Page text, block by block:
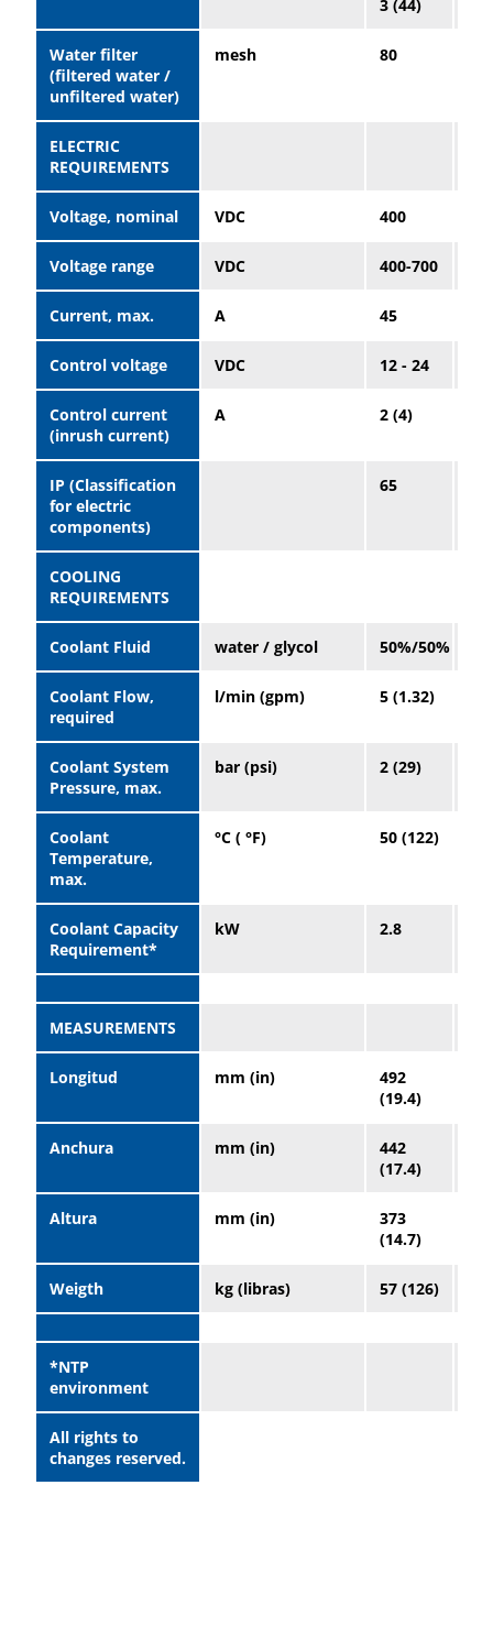
3 (44)
Water filter
(filtered water /
unfiltered water)
mesh 80
ELECTRIC
REQUIREMENTS
Voltage, nominal VDC 400
Voltage range VDC 400-700
Current, max. A 45
Control voltage VDC 12 - 24
Control current
(inrush current)
A 2 (4)
IP (Classification
for electric
components)
65
COOLING
REQUIREMENTS
Coolant Fluid water / glycol 50%/50%
Coolant Flow,
required
l/min (gpm) 5 (1.32)
Coolant System
Pressure, max.
bar (psi) 2 (29)
Coolant
Temperature,
max.
°C ( °F) 50 (122)
Coolant Capacity
Requirement*
kW 2.8
MEASUREMENTS
Longitud mm (in)
492
(19.4)
Anchura mm (in)
442
(17.4)
Altura mm (in)
373
(14.7)
Weigth kg (libras) 57 (126)
*NTP
environment
All rights to
changes reserved.